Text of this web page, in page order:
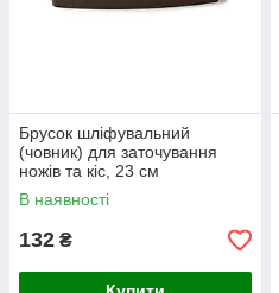
Брусок шліфувальний
(човник) для заточування
ножів та кіс, 23 см
В наявності
132 ₴